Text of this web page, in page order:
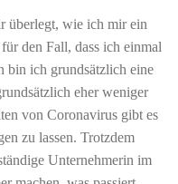
überlegt, wie ich mir ein
den Fall, dass ich einmal
bin ich grundsätzlich eine
eher weniger
von Coronavirus gibt es
zu lassen. Trotzdem
Unternehmerin im